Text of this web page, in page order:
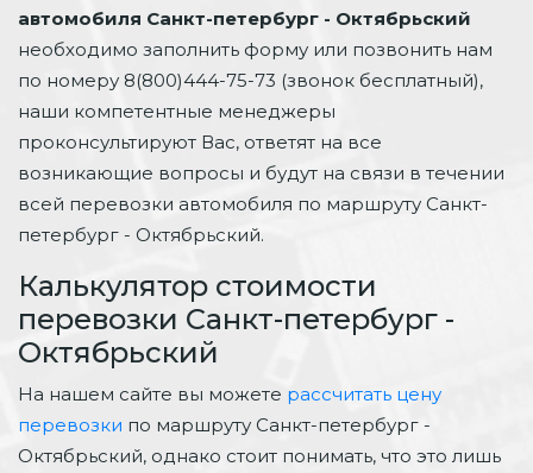
автомобиля Санкт-петербург - Октябрьский
необходимо заполнить форму или позвонить нам
по номеру 8(800)444-75-73 (звонок бесплатный),
наши компетентные менеджеры
проконсультируют Вас, ответят на все
возникающие вопросы и будут на связи в течении
всей перевозки автомобиля по маршруту Санкт-
петербург - Октябрьский.
Калькулятор стоимости
перевозки Санкт-петербург -
Октябрьский
На нашем сайте вы можете рассчитать цену
перевозки по маршруту Санкт-петербург -
Октябрьский, однако стоит понимать, что это лишь